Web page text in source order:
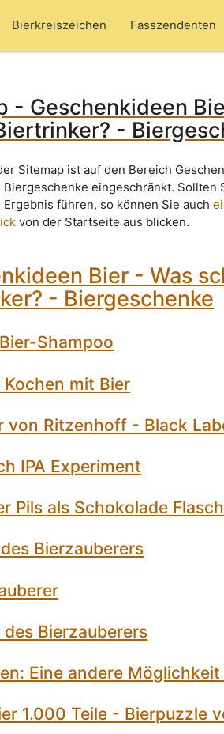
Bierkreiszeichen Fasszendenten
- Geschenkideen
-
Sitemap ist auf den Bereich
eingeschränkt. Sollten
führen, so können Sie auch
von der Startseite aus blicken.
Bier - Was
- Biergeschenke
Shampoo
Kochen mit Bier
von Ritzenhoff - Black
IPA Experiment
Pils als Schokolade
Bierzauberers
des Bierzauberers
Eine andere
1.000 Teile - Bierpuzzle